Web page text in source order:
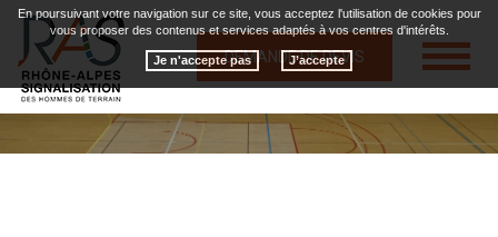
DEMANDE DE DEVIS
Toggle
En poursuivant votre navigation sur ce site, vous acceptez l'utilisation de cookies pour
vous proposer des contenus et services adaptés à vos centres d'intérêts.
Je n'accepte pas